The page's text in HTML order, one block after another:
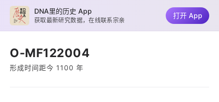
O-MF122004
形成时间距今 1100 年
DNA里的历史 App
获取最新研究数据，在线联系宗亲
打开 App